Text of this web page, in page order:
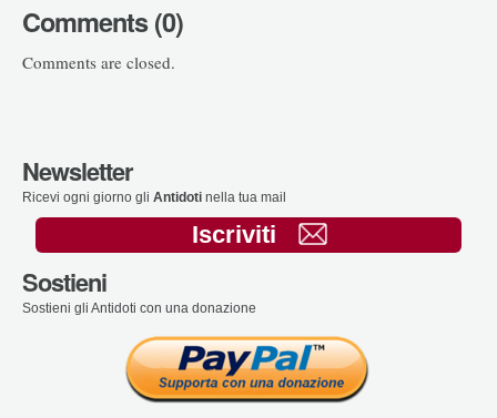
Comments (0)
Comments are closed.
Newsletter
Ricevi ogni giorno gli Antidoti nella tua mail
Iscriviti
Sostieni
Sostieni gli Antidoti con una donazione